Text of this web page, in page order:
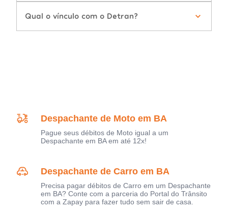
Qual o vínculo com o Detran?
Despachante de Moto em BA
Pague seus débitos de Moto igual a um
Despachante em BA em até 12x!
Despachante de Carro em BA
Precisa pagar débitos de Carro em um Despachante
em BA? Conte com a parceria do Portal do Trânsito
com a Zapay para fazer tudo sem sair de casa.